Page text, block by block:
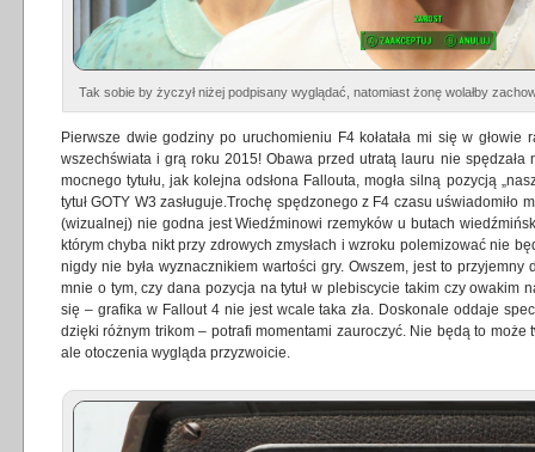
Tak sobie by życzył niżej podpisany wyglądać, natomiast żonę wolałby
Pierwsze dwie godziny po uruchomieniu F4 kołatała mi się w
wszechświata i grą roku 2015! Obawa przed utratą lauru nie
mocnego tytułu, jak kolejna odsłona Fallouta, mogła silną pozycją
tytuł GOTY W3 zasługuje.Trochę spędzonego z F4 czasu uświadomiło
(wizualnej) nie godna jest Wiedźminowi rzemyków u butach
którym chyba nikt przy zdrowych zmysłach i wzroku polemizować nie
nigdy nie była wyznacznikiem wartości gry. Owszem, jest to
mnie o tym, czy dana pozycja na tytuł w plebiscycie takim czy owakim
się – grafika w Fallout 4 nie jest wcale taka zła. Doskonale oddaje
dzięki różnym trikom – potrafi momentami zauroczyć. Nie będą to może
ale otoczenia wygląda przyzwoicie.